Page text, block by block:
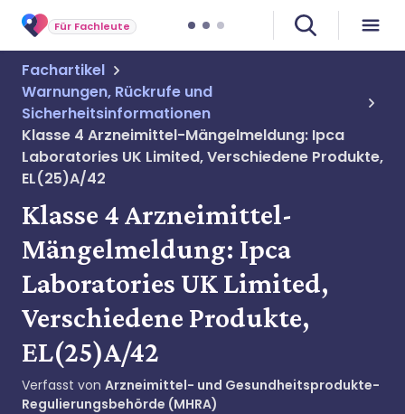
Für Fachleute
Fachartikel
Warnungen, Rückrufe und
Sicherheitsinformationen
Klasse 4 Arzneimittel-Mängelmeldung: Ipca
Laboratories UK Limited, Verschiedene Produkte,
EL(25)A/42
Klasse 4 Arzneimittel-
Mängelmeldung: Ipca
Laboratories UK Limited,
Verschiedene Produkte,
EL(25)A/42
Verfasst von Arzneimittel- und Gesundheitsprodukte-
Regulierungsbehörde (MHRA)